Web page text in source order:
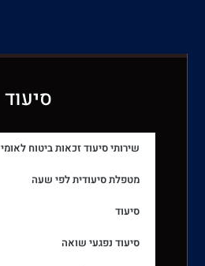
סיעוד
שירותי סיעוד זכאות ביטוח לאומי
מטפלת סיעודית לפי שעה
סיעוד
סיעוד נפגעי שואה